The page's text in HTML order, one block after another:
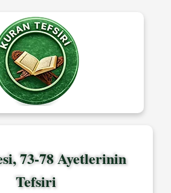
73-78 Ayetlerinin
Tefsiri